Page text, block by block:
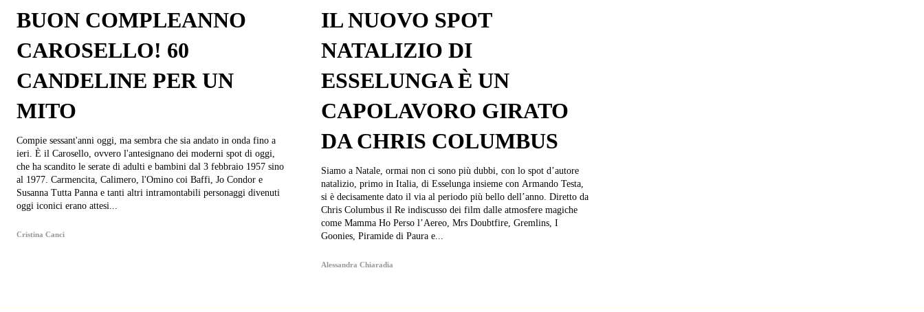
BUON COMPLEANNO
CAROSELLO! 60
CANDELINE PER UN
MITO
Compie sessant'anni oggi, ma sembra che sia andato in onda fino a
ieri. È il Carosello, ovvero l'antesignano dei moderni spot di oggi,
che ha scandito le serate di adulti e bambini dal 3 febbraio 1957 sino
al 1977. Carmencita, Calimero, l'Omino coi Baffi, Jo Condor e
Susanna Tutta Panna e tanti altri intramontabili personaggi divenuti
oggi iconici erano attesi...
Cristina Canci
IL NUOVO SPOT
NATALIZIO DI
ESSELUNGA È UN
CAPOLAVORO GIRATO
DA CHRIS COLUMBUS
Siamo a Natale, ormai non ci sono più dubbi, con lo spot d’autore
natalizio, primo in Italia, di Esselunga insieme con Armando Testa,
si è decisamente dato il via al periodo più bello dell’anno. Diretto da
Chris Columbus il Re indiscusso dei film dalle atmosfere magiche
come Mamma Ho Perso l’Aereo, Mrs Doubtfire, Gremlins, I
Goonies, Piramide di Paura e...
Alessandra Chiaradia